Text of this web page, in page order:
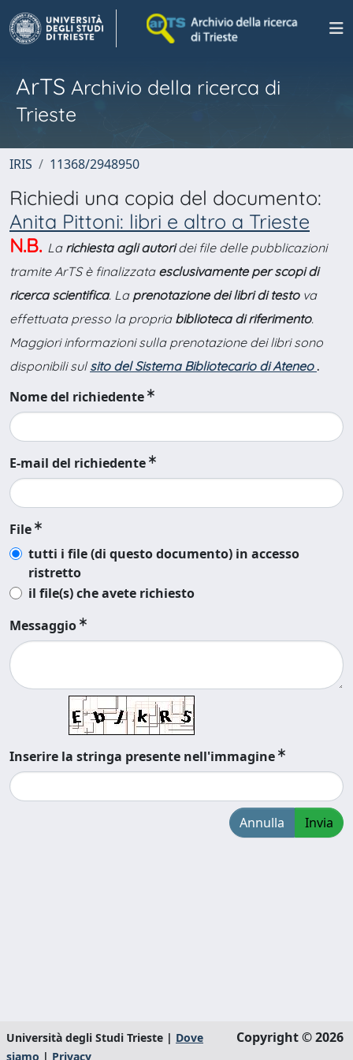
ArTS Archivio della ricerca di
Trieste
IRIS 11368/2948950
Richiedi una copia del documento:
Anita Pittoni: libri e altro a Trieste
N.B. La richiesta agli autoridei file delle pubblicazioni
tramite ArTS è finalizzata esclusivamente per scopi di
ricerca scientifica. La prenotazione dei libri di testova
effettuata presso la propria biblioteca di riferimento.
Maggiori informazioni sulla prenotazione dei libri sono
disponibili sul sito del Sistema Bibliotecario di Ateneo .
Nome del richiedente
E-mail del richiedente
File
tutti i file (di questo documento) in accesso
ristretto
il file(s) che avete richiesto
Messaggio
Inserire la stringa presente nell'immagine
Annulla Invia
Università degli Studi Trieste | Dove
siamo | Privacy
Copyright © 2026